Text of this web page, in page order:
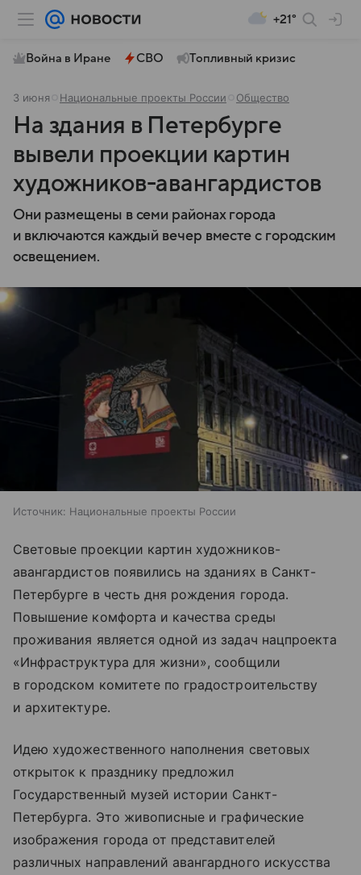
+21°
Война в Иране СВО Топливный кризис
3 июня Национальные проекты России Общество
На здания в Петербурге
вывели проекции картин
художников-авангардистов
Они размещены в семи районах города
и включаются каждый вечер вместе с городским
освещением.
Источник: Национальные проекты России
Световые проекции картин художников-
авангардистов появились на зданиях в Санкт-
Петербурге в честь дня рождения города.
Повышение комфорта и качества среды
проживания является одной из задач нацпроекта
«Инфраструктура для жизни», сообщили
в городском комитете по градостроительству
и архитектуре.
Идею художественного наполнения световых
открыток к празднику предложил
Государственный музей истории Санкт-
Петербурга. Это живописные и графические
изображения города от представителей
различных направлений авангардного искусства